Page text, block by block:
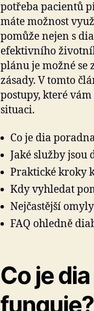
potřeba pacientů
máte možnost
pomůže nejen s
efektivního
plánu je možné se
zásady. V tomto
postupy, které
situaci.
Co je dia
Jaké služby jsou
Praktické kroky
Kdy vyhledat
Nejčastější
FAQ ohledně
Co je
funguje?